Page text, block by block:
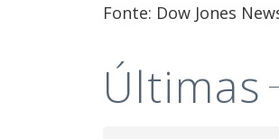
Fonte: Dow Jones
Últimas